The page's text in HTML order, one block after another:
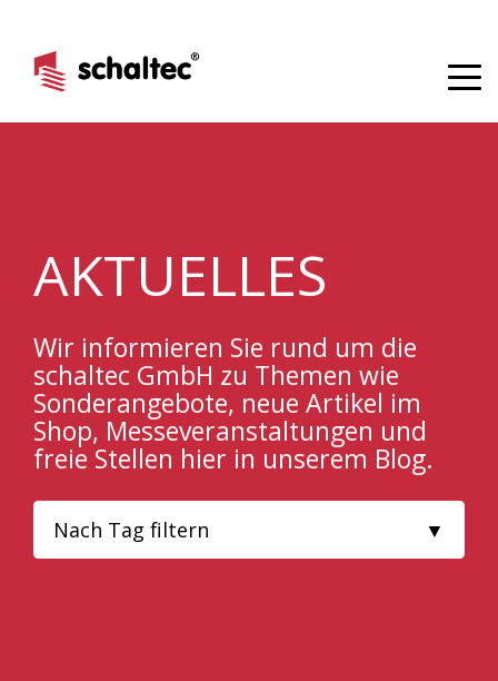
AKTUELLES
Wir informieren Sie rund um die
schaltec GmbH zu Themen wie
Sonderangebote, neue Artikel im
Shop, Messeveranstaltungen und
freie Stellen hier in unserem Blog.
Nach Tag filtern